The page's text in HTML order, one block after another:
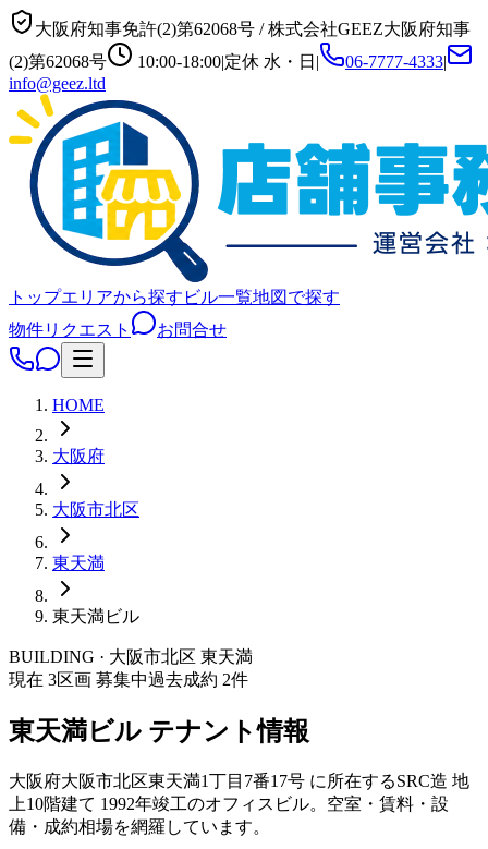
大阪府知事免許(2)第62068号 /株式会社GEEZ大阪府知事
(2)第62068号
10:00-18:00|定休 水・日 | 06-7777-4333|
info@geez.ltd
トップエリアから探す ビル一覧地図で探す
物件リクエスト
お問合せ
HOME
大阪府
大阪市北区
東天満
東天満ビル
BUILDING · 大阪市北区 東天満
現在 3区画 募集中過去成約 2件
東天満ビル テナント情報
大阪府大阪市北区東天満1丁目7番17号 に所在するSRC造 地
上10階建て 1992年竣工のオフィスビル。空室・賃料・設
備・成約相場を網羅しています。